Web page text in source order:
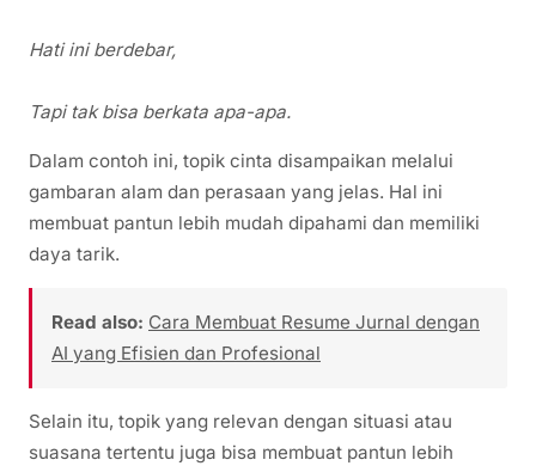
Hati ini berdebar,
Tapi tak bisa berkata apa-apa.
Dalam contoh ini, topik cinta disampaikan melalui
gambaran alam dan perasaan yang jelas. Hal ini
membuat pantun lebih mudah dipahami dan memiliki
daya tarik.
Read also: Cara Membuat Resume Jurnal dengan
AI yang Efisien dan Profesional
Selain itu, topik yang relevan dengan situasi atau
suasana tertentu juga bisa membuat pantun lebih